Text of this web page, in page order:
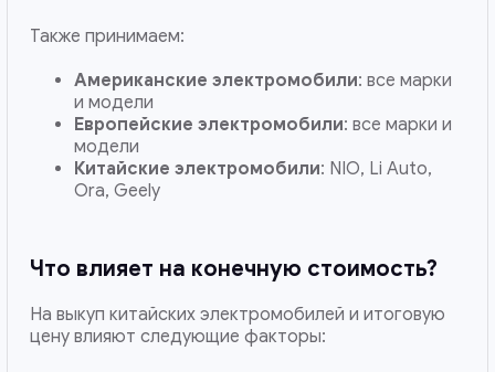
Также принимаем:
Американские электромобили: все марки
и модели
Европейские электромобили: все марки и
модели
Китайские электромобили: NIO, Li Auto,
Ora, Geely
Что влияет на конечную стоимость?
На выкуп китайских электромобилей и итоговую
цену влияют следующие факторы: